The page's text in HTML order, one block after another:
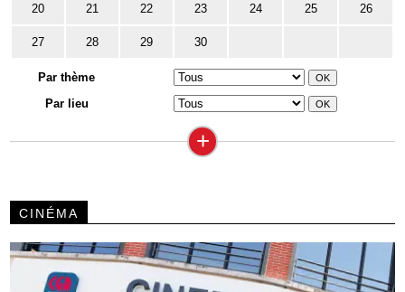
20 21 22 23 24 25 26
27 28 29 30
Par thème
Par lieu
+
CINÉMA